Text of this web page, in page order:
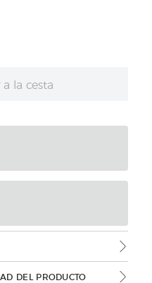
la cesta
DEL PRODUCTO